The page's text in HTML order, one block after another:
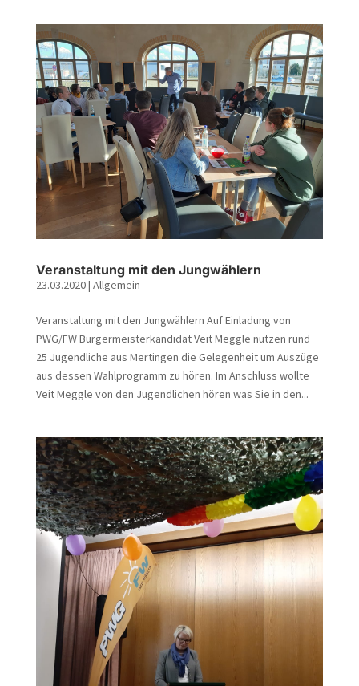
Veranstaltung mit den Jungwählern
23.03.2020| Allgemein
Veranstaltung mit den Jungwählern Auf Einladung von
PWG/FW Bürgermeisterkandidat Veit Meggle nutzen rund
25 Jugendliche aus Mertingen die Gelegenheit um Auszüge
aus dessen Wahlprogramm zu hören. Im Anschluss wollte
Veit Meggle von den Jugendlichen hören was Sie in den...